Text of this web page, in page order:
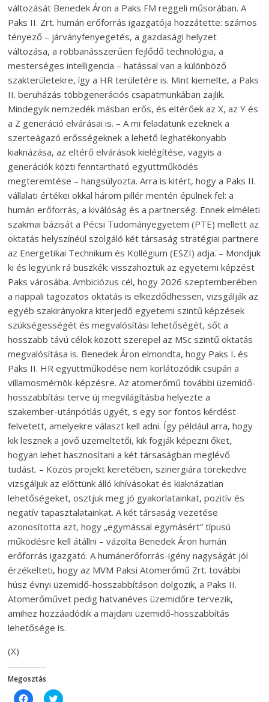
változását Benedek Áron a Paks FM reggeli műsorában. A
Paks II. Zrt. humán erőforrás igazgatója hozzátette: számos
tényező – járványfenyegetés, a gazdasági helyzet
változása, a robbanásszerűen fejlődő technológia, a
mesterséges intelligencia – hatással van a különböző
szakterületekre, így a HR területére is. Mint kiemelte, a Paks
II. beruházás többgenerációs csapatmunkában zajlik.
Mindegyik nemzedék másban erős, és eltérőek az X, az Y és
a Z generáció elvárásai is. – A mi feladatunk ezeknek a
szerteágazó erősségeknek a lehető leghatékonyabb
kiaknázása, az eltérő elvárások kielégítése, vagyis a
generációk közti fenntartható együttműködés
megteremtése – hangsúlyozta. Arra is kitért, hogy a Paks II.
vállalati értékei okkal három pillér mentén épülnek fel: a
humán erőforrás, a kiválóság és a partnerség. Ennek elméleti
szakmai bázisát a Pécsi Tudományegyetem (PTE) mellett az
oktatás helyszínéül szolgáló két társaság stratégiai partnere
az Energetikai Technikum és Kollégium (ESZI) adja. – Mondjuk
ki és legyünk rá büszkék: visszahoztuk az egyetemi képzést
Paks városába. Ambiciózus cél, hogy 2026 szeptemberében
a nappali tagozatos oktatás is elkezdődhessen, vizsgálják az
egyéb szakirányokra kiterjedő egyetemi szintű képzések
szükségességét és megvalósítási lehetőségét, sőt a
hosszabb távú célok között szerepel az MSc szintű oktatás
megvalósítása is. Benedek Áron elmondta, hogy Paks I. és
Paks II. HR együttműködése nem korlátozódik csupán a
villamosmérnök-képzésre. Az atomerőmű további üzemidő-
hosszabbítási terve új megvilágításba helyezte a
szakember-utánpótlás ügyét, s egy sor fontos kérdést
felvetett, amelyekre választ kell adni. Így például arra, hogy
kik lesznek a jövő üzemeltetői, kik fogják képezni őket,
hogyan lehet hasznosítani a két társaságban meglévő
tudást. – Közös projekt keretében, szinergiára törekedve
vizsgáljuk az előttünk álló kihívásokat és kiaknázatlan
lehetőségeket, osztjuk meg jó gyakorlatainkat, pozitív és
negatív tapasztalatainkat. A két társaság vezetése
azonosította azt, hogy „egymással egymásért” típusú
működésre kell átállni – vázolta Benedek Áron humán
erőforrás igazgató. A humánerőforrás-igény nagyságát jól
érzékelteti, hogy az MVM Paksi Atomerőmű Zrt. további
húsz évnyi üzemidő-hosszabbításon dolgozik, a Paks II.
Atomerőművet pedig hatvanéves üzemidőre tervezik,
amihez hozzáadódik a majdani üzemidő-hosszabbítás
lehetősége is.
(X)
Megosztás
C C